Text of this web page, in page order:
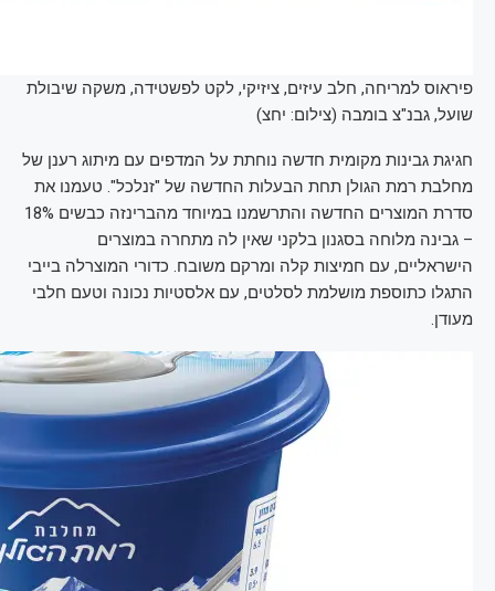
פיראוס למריחה, חלב עיזים, ציזיקי, לקט לפשטידה, משקה שיבולת
שועל, גבנ"צ בומבה (צילום: יחצ)
חגיגת גבינות מקומית חדשה נוחתת על המדפים עם מיתוג רענן של
מחלבת רמת הגולן תחת הבעלות החדשה של "זנלכל". טעמנו את
סדרת המוצרים החדשה והתרשמנו במיוחד מהברינזה כבשים 18%
– גבינה מלוחה בסגנון בלקני שאין לה מתחרה במוצרים
הישראליים, עם חמיצות קלה ומרקם משובח. כדורי המוצרלה בייבי
התגלו כתוספת מושלמת לסלטים, עם אלסטיות נכונה וטעם חלבי
מעודן.